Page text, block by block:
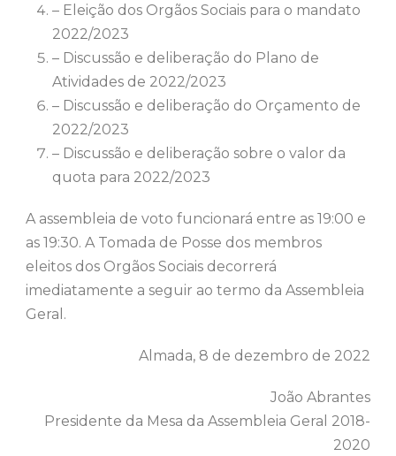
– Eleição dos Orgãos Sociais para o mandato
2022/2023
– Discussão e deliberação do Plano de
Atividades de 2022/2023
– Discussão e deliberação do Orçamento de
2022/2023
– Discussão e deliberação sobre o valor da
quota para 2022/2023
A assembleia de voto funcionará entre as 19:00 e
as 19:30. A Tomada de Posse dos membros
eleitos dos Orgãos Sociais decorrerá
imediatamente a seguir ao termo da Assembleia
Geral.
Almada, 8 de dezembro de 2022
João Abrantes
Presidente da Mesa da Assembleia Geral 2018-
2020